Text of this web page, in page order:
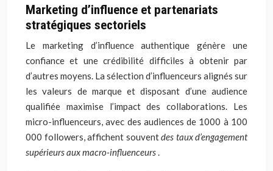
Marketing d’influence et partenariats
stratégiques sectoriels
Le marketing d’influence authentique génère une
confiance et une crédibilité difficiles à obtenir par
d’autres moyens. La sélection d’influenceurs alignés sur
les valeurs de marque et disposant d’une audience
qualifiée maximise l’impact des collaborations. Les
micro-influenceurs, avec des audiences de 1000 à 100
000 followers, affichent souventdes taux d’engagement
supérieurs aux macro-influenceurs.